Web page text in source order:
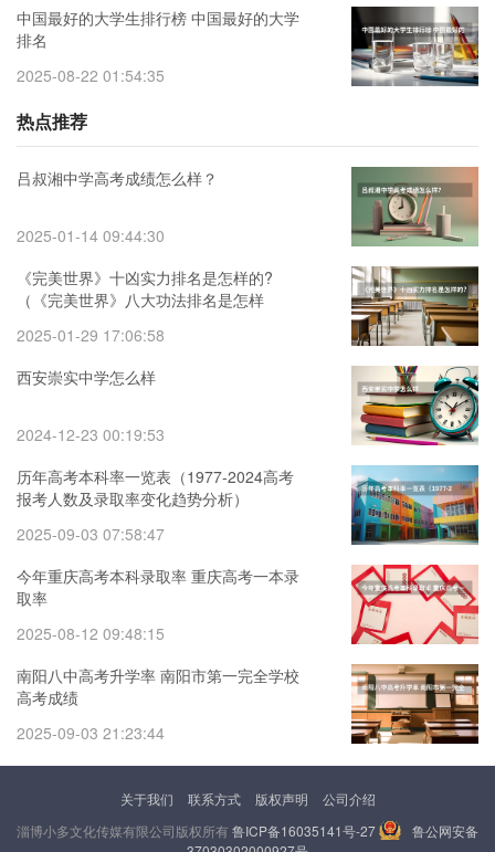
中国最好的大学生排行榜 中国最好的大学
排名
2025-08-22 01:54:35
热点推荐
吕叔湘中学高考成绩怎么样？
2025-01-14 09:44:30
《完美世界》十凶实力排名是怎样的?
（《完美世界》八大功法排名是怎样
2025-01-29 17:06:58
西安崇实中学怎么样
2024-12-23 00:19:53
历年高考本科率一览表（1977-2024高考
报考人数及录取率变化趋势分析）
2025-09-03 07:58:47
今年重庆高考本科录取率 重庆高考一本录
取率
2025-08-12 09:48:15
南阳八中高考升学率 南阳市第一完全学校
高考成绩
2025-09-03 21:23:44
关于我们 联系方式 版权声明
公司介绍
淄博小多文化传媒有限公司版权所有鲁ICP备16035141号-27
鲁公网安备